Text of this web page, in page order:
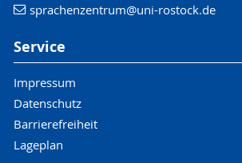
sprachenzentrum@uni-rostock.de
Service
Impressum
Datenschutz
Barrierefreiheit
Lageplan